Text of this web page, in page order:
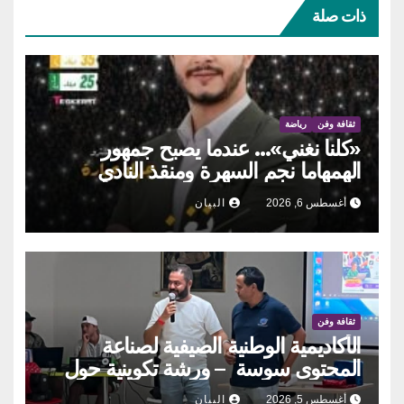
ذات صلة
ثقافة وفن رياضة
«كلنا نغني»… عندما يصبح جمهور
الهمهاما نجم السهرة ومنقذ النادي
أغسطس 6, 2026 البيان
ثقافة وفن
الأكاديمية الوطنية الصيفية لصناعة
المحتوى سوسة – ورشة تكوينية حول
الحوكمة التشاركية
أغسطس 5, 2026 البيان